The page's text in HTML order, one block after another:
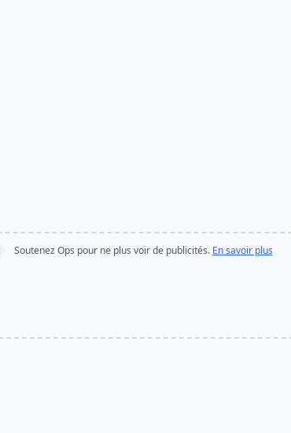
Soutenez Ops pour ne plus voir de publicités. En savoir plus